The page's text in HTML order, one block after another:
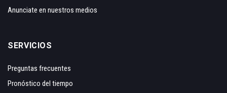
Anunciate en nuestros medios
SERVICIOS
Preguntas frecuentes
Pronóstico del tiempo